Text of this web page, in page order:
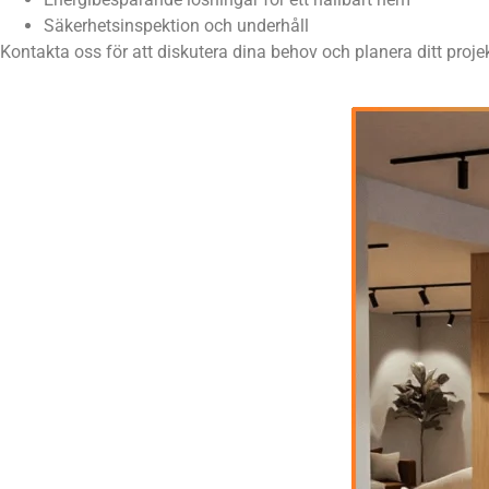
Säkerhetsinspektion och underhåll
Kontakta oss för att diskutera dina behov och planera ditt